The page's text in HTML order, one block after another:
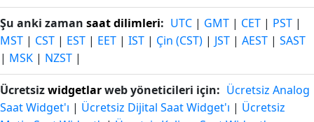
Şu anki zaman saat dilimleri: UTC | GMT | CET | PST |
MST | CST | EST | EET | IST | Çin (CST) | JST | AEST | SAST
| MSK | NZST |
Ücretsizwidgetlarweb yöneticileri için: Ücretsiz Analog
Saat Widget'ı | Ücretsiz Dijital Saat Widget'ı | Ücretsiz